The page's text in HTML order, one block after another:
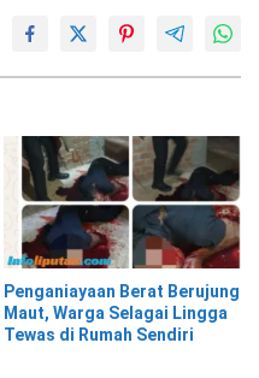
Penganiayaan Berat Berujung
Maut, Warga Selagai Lingga
Tewas di Rumah Sendiri